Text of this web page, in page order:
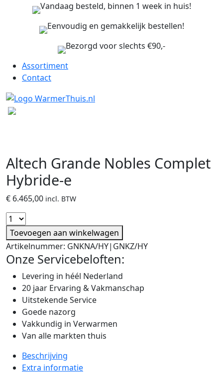
Vandaag besteld, binnen 1 week in huis!
Eenvoudig en gemakkelijk bestellen!
Bezorgd voor slechts €90,-
Assortiment
Contact
Altech Grande Nobles Complet
Hybride-e
€ 6.465,00 incl. BTW
Toevoegen aan winkelwagen
Artikelnummer: GNKNA/HY|GNKZ/HY
Onze Servicebeloften:
Levering in héél Nederland
20 jaar Ervaring & Vakmanschap
Uitstekende Service
Goede nazorg
Vakkundig in Verwarmen
Van alle markten thuis
Beschrijving
Extra informatie